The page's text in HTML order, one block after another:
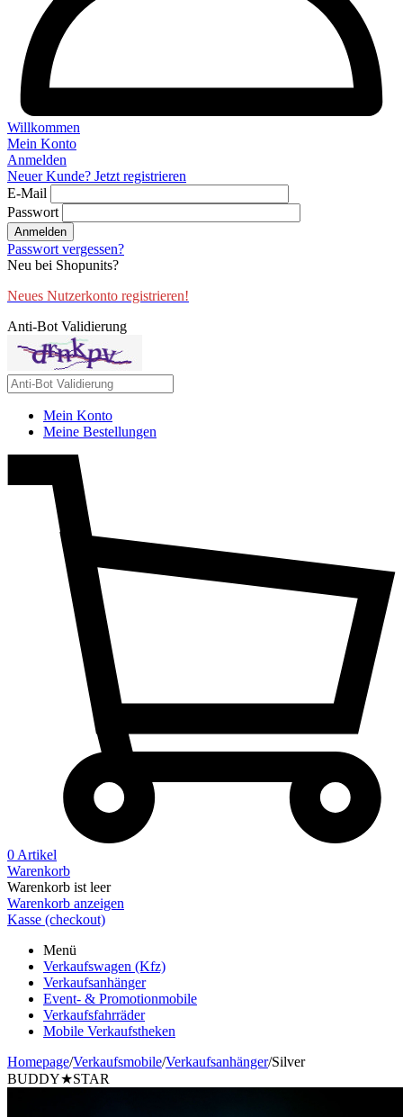
Willkommen
Mein Konto
Anmelden
Neuer Kunde? Jetzt registrieren
E-Mail
Passwort
Anmelden
Passwort vergessen?
Neu bei Shopunits?
Neues Nutzerkonto registrieren!
Anti-Bot Validierung
Mein Konto
Meine Bestellungen
0 Artikel
Warenkorb
Warenkorb ist leer
Warenkorb anzeigen
Kasse (checkout)
Menü
Verkaufswagen (Kfz)
Verkaufsanhänger
Event- & Promotionmobile
Verkaufsfahrräder
Mobile Verkaufstheken
Homepage/Verkaufsmobile/Verkaufsanhänger/Silver
BUDDY★STAR